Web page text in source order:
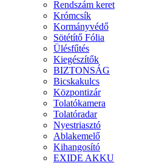
Rendszám keret
Krómcsík
Kormányvédő
Sötétítő Fólia
Ülésfűtés
Kiegészítők
BIZTONSÁG
Bicskakulcs
Központizár
Tolatókamera
Tolatóradar
Nyestriasztó
Ablakemelő
Kihangosító
EXIDE AKKU